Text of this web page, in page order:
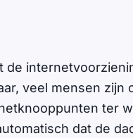
de
veel mensen zijn
ter
dat de